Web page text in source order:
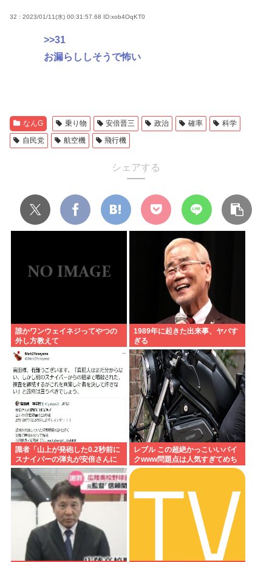
32 : 2023/01/11(水) 00:31:57.68 ID:xob4OqKT0
>>31
お漏らししそうで怖い
なんG 乗り物 安倍晋三 政治 確率
科学
自民党
航空機 飛行機
シェアする
誰かワンウェイネジってやつの
外し方教えて
1989年に起きた出来事、ヤバす
ぎる
識者「山上が発砲した0.2秒前に
スナイパーの弾丸が安倍さんに
当たっていた！」 これ。
レブル この超絶かっこいいバイ
クwww問題点は人気すぎてめち
ゃくちゃ乗ってるやついるwww